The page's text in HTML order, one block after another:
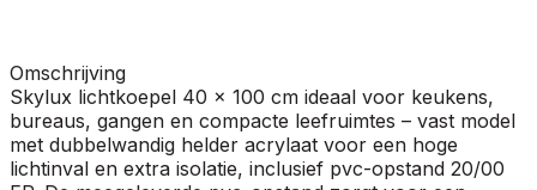
Omschrijving
Skylux lichtkoepel 40 x 100 cm ideaal voor keukens,
bureaus, gangen en compacte leefruimtes – vast model
met dubbelwandig helder acrylaat voor een hoge
lichtinval en extra isolatie, inclusief pvc-opstand 20/00